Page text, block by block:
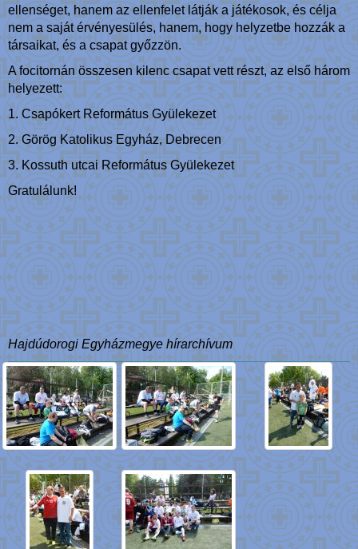
ellenséget, hanem az ellenfelet látják a játékosok, és célja
nem a saját érvényesülés, hanem, hogy helyzetbe hozzák a
társaikat, és a csapat győzzön.
A focitornán összesen kilenc csapat vett részt, az első három
helyezett:
1. Csapókert Református Gyülekezet
2. Görög Katolikus Egyház, Debrecen
3. Kossuth utcai Református Gyülekezet
Gratulálunk!
Hajdúdorogi Egyházmegye hírarchívum